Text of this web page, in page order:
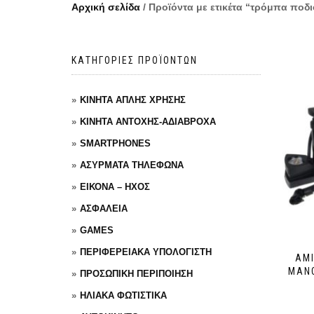
Αρχική σελίδα / Προϊόντα με ετικέτα “τρόμπα
ΚΑΤΗΓΟΡΙΕΣ ΠΡΟΪΟΝΤΩΝ
ΚΙΝΗΤΑ ΑΠΛΗΣ ΧΡΗΣΗΣ
ΚΙΝΗΤΑ ΑΝΤΟΧΗΣ-ΑΔΙΑΒΡΟΧΑ
SMARTPHONES
ΑΣΥΡΜΑΤΑ ΤΗΛΕΦΩΝΑ
ΕΙΚΟΝΑ – ΗΧΟΣ
ΑΣΦΑΛΕΙΑ
GAMES
ΠΕΡΙΦΕΡΕΙΑΚΑ ΥΠΟΛΟΓΙΣΤΗ
ΠΡΟΣΩΠΙΚΗ ΠΕΡΙΠΟΙΗΣΗ
ΗΛΙΑΚΑ ΦΩΤΙΣΤΙΚΑ